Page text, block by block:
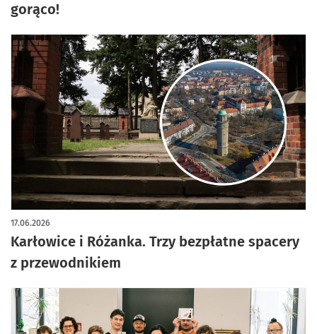
gorąco!
Karłowice i Różanka. Trzy bezpłatne spacery
z przewodnikiem
17.06.2026